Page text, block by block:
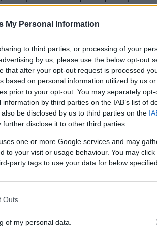
My Personal Information
to third parties, or processing of your
by us, please use the below opt-out
that after your opt-out request is processed
based on personal information utilized by us
prior to your opt-out. You may separately
by third parties on the IAB’s list of
be disclosed by us to third parties on the
further disclose it to other third parties.
one or more Google services and may
to your visit or usage behaviour. You may
party tags to use your data for below
Outs
of my personal data.
ygeiamou.gr
Google Newsκαι μάθετε πρώτοι
από την Ελλάδα και τον Κόσμο, τη